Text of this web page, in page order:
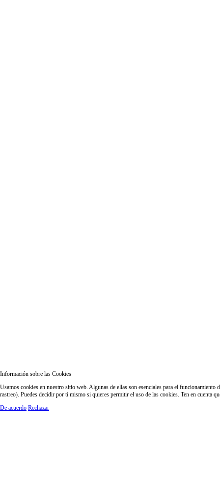
Información sobre las Cookies
Usamos cookies en nuestro sitio web. Algunas de ellas son esenciales para el
rastreo). Puedes decidir por ti mismo si quieres permitir el uso de las cookies. Ten en cuenta
De acuerdo Rechazar